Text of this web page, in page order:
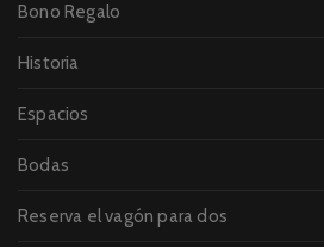
Bono Regalo
Historia
Espacios
Bodas
Reserva el vagón para dos